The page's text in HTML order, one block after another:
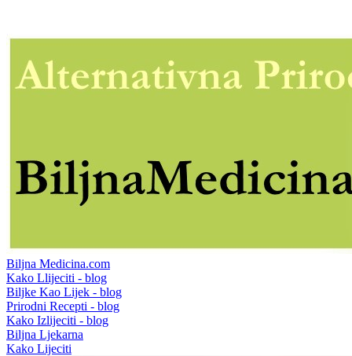
Biljna Medicina.com
Kako Llijeciti - blog
Biljke Kao Lijek - blog
Prirodni Recepti - blog
Kako Izlijeciti - blog
Biljna Ljekarna
Kako Lijeciti